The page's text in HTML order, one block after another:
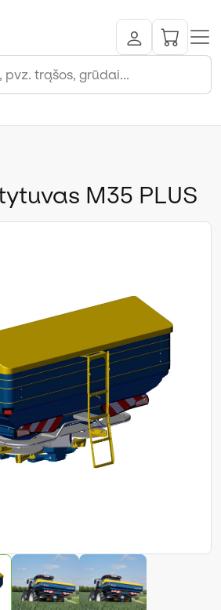
M35 PLUS